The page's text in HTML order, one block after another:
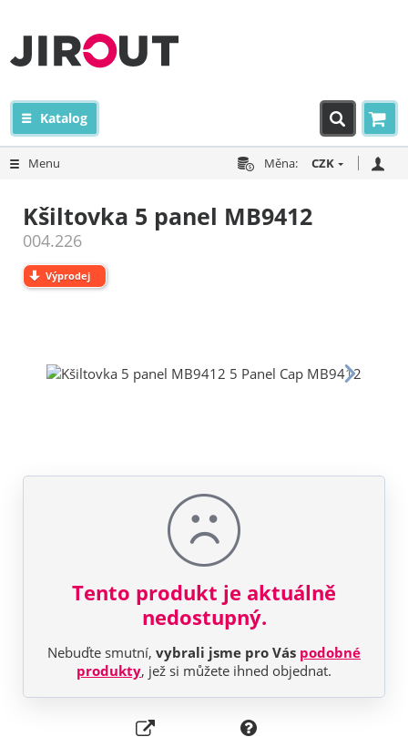
Katalog
Menu Měna: CZK
Kšiltovka 5 panel MB9412
004.226
Výprodej
Tento produkt je aktuálně
nedostupný.
Nebuďte smutní, vybrali jsme pro Vás podobné
produkty, jež si můžete ihned objednat.